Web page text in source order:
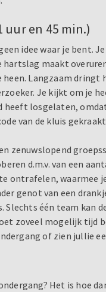
uur en 45 min.)
idee waar je bent.
maakt
Langzaam
Je kijkt om je
losgelaten,
van de kluis
zenuwslopend
d.m.v. van een
ontrafelen,
genot van een
één team kan
zoveel mogelijk tijd
of zien jullie
Het is hoe